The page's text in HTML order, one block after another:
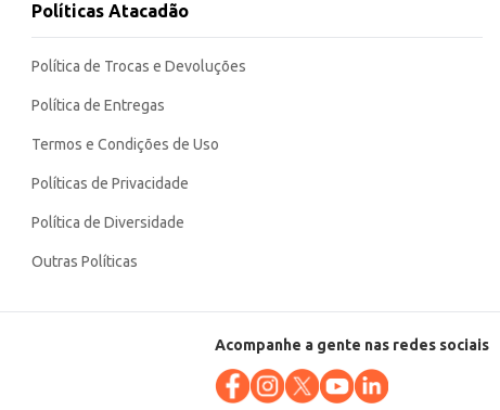
Políticas Atacadão
Política de Trocas e Devoluções
Política de Entregas
Termos e Condições de Uso
Políticas de Privacidade
Política de Diversidade
Outras Políticas
Acompanhe a gente nas redes sociais